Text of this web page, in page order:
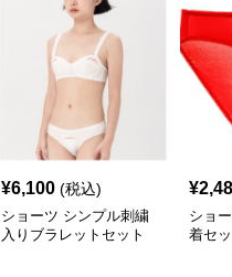
¥6,100 (税込)
ショーツ シンプル刺繍
入りブラレットセット
¥
ショ
着セ